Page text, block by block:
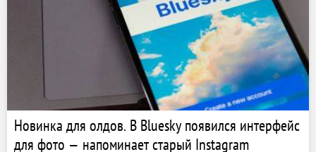
Новинка для олдов. В Bluesky появился интерфейс
для фото — напоминает старый Instagram